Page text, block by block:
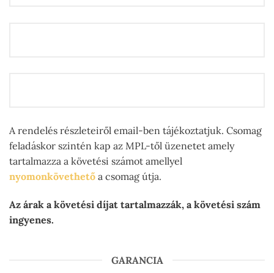
A rendelés részleteiről email-ben tájékoztatjuk. Csomag
feladáskor szintén kap az MPL-től üzenetet amely
tartalmazza a követési számot amellyel
nyomonkövethetőa csomag útja.
Az árak a követési díjat tartalmazzák, a követési szám
ingyenes.
GARANCIA